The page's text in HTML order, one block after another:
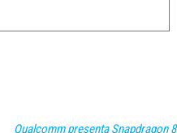
Qualcomm presenta Snapdragon 8